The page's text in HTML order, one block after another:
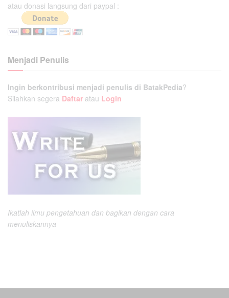
atau donasi langsung dari paypal :
Menjadi Penulis
Ingin berkontribusi menjadi penulis di BatakPedia?
Silahkan segera Daftar atau Login
Ikatlah ilmu pengetahuan dan bagikan dengan cara
menuliskannya